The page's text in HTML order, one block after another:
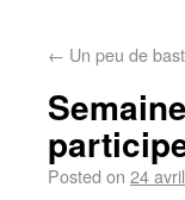
← Un peu de
Posted on 24